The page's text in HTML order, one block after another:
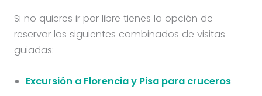
Si no quieres ir por libre tienes la opción de
reservar los siguientes combinados de visitas
guiadas:
Excursión a Florencia y Pisa para cruceros